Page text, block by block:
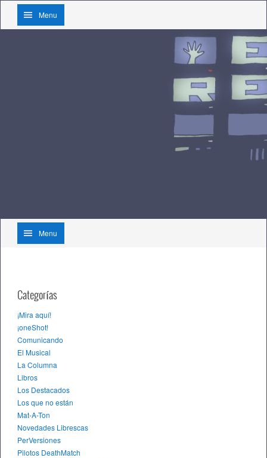
Menu
Menu
Categorías
¡Mira aquí!
¡oneShot!
Comunicando
El Musical
La Columna
Libros
Los Destacados
Los que no están
Mat-A-Ton
Novedades Librescas
PerVersiones
Pilotos DeathMatch